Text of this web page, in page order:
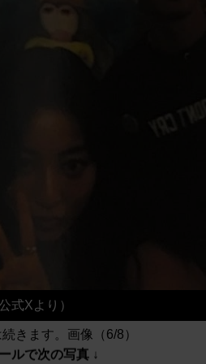
式Xより）
きます。画像（6/8）
ルで次の写真 ↓